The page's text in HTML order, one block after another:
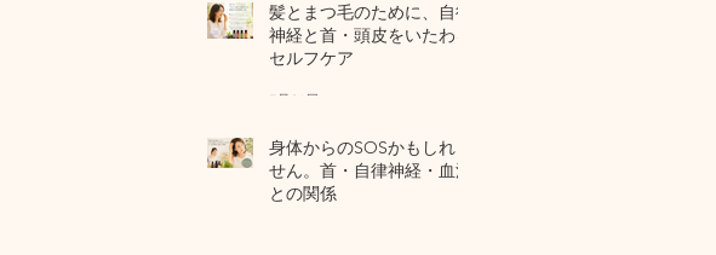
髪とまつ毛のために、自律
神経と首・頭皮をいたわる
セルフケア
7月31日
身体からのSOSかもしれま
せん。首・自律神経・血流
との関係